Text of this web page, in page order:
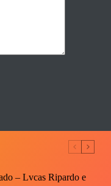
– Lvcas Ripardo e